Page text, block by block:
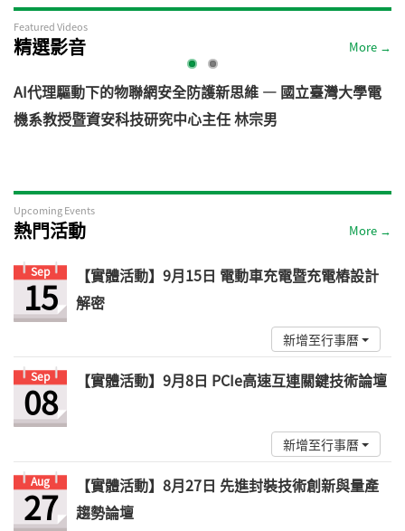
Featured Videos
精選影音 More →
AI代理驅動下的物聯網安全防護新思維 — 國立臺灣大學電
機系教授暨資安科技研究中心主任 林宗男
Upcoming Events
熱門活動 More →
Sep
15
【實體活動】9月15日 電動車充電暨充電樁設計
解密
新增至行事曆
Sep
08 【實體活動】9月8日 PCIe高速互連關鍵技術論壇
新增至行事曆
Aug
27
【實體活動】8月27日 先進封裝技術創新與量產
趨勢論壇